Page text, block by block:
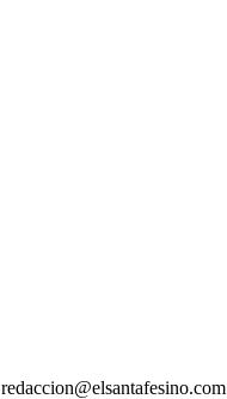
redaccion@elsantafesino.com